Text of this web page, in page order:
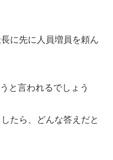
に先に人員増員を頼ん
と言われるでしょう
たら、どんな答えだと